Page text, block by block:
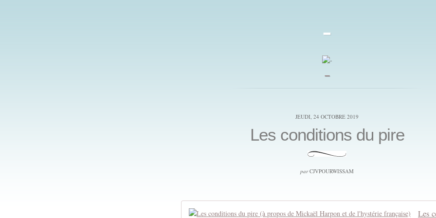
-
_
JEUDI, 24 OCTOBRE 2019
Les conditions du pire
parCJVPOURWISSAM